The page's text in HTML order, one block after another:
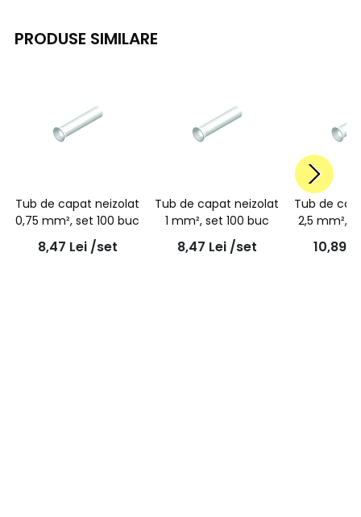
PRODUSE SIMILARE
Tub de capat neizolat
0,75 mm², set 100 buc
8,47 Lei /set
Tub de capat neizolat
1 mm², set 100 buc
8,47 Lei /set
Tub de
2,5 mm²,
10,89